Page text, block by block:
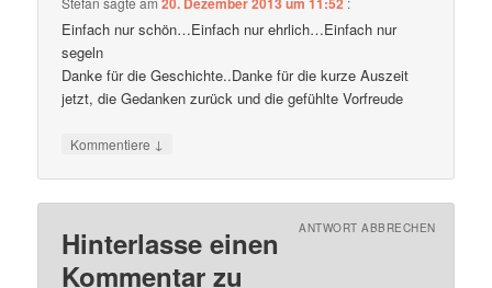
Einfach nur schön…Einfach nur ehrlich…Einfach nur
segeln
Danke für die Geschichte..Danke für die kurze Auszeit
jetzt, die Gedanken zurück und die gefühlte Vorfreude
Kommentiere ↓
Hinterlasse einen
Kommentar zu
ANTWORT ABBRECHEN